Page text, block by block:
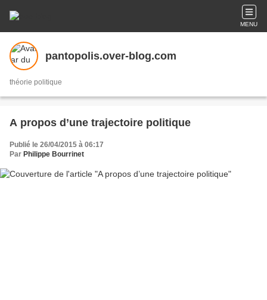
MENU
pantopolis.over-blog.com
théorie politique
A propos d’une trajectoire politique
Publié le 26/04/2015 à 06:17
Par Philippe Bourrinet